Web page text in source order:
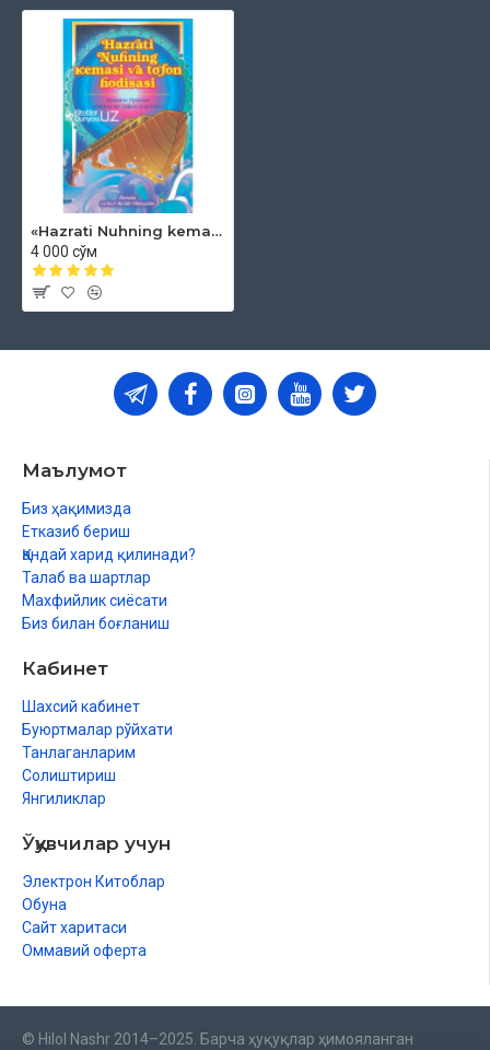
«Hazrati Nuhning kemasi va to‘fon hodisasi» (kiril va lotin alifbosida)
4 000 сўм
Маълумот
Биз ҳақимизда
Етказиб бериш
Қандай харид қилинади?
Талаб ва шартлар
Махфийлик сиёсати
Биз билан боғланиш
Кабинет
Шахсий кабинет
Буюртмалар рўйхати
Танлаганларим
Солиштириш
Янгиликлар
Ўқувчилар учун
Электрон Китоблар
Обуна
Сайт харитаси
Оммавий оферта
© Hilol Nashr 2014–2025. Барча ҳуқуқлар ҳимояланган